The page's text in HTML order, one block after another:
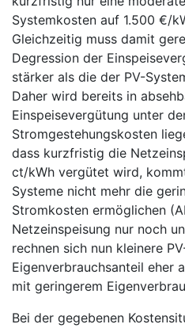
Systemkosten auf 1.500 €/
Gleichzeitig muss damit
Degression der
stärker als die der PV-
Daher wird bereits in
Einspeisevergütung unter
Stromgestehungskosten
dass kurzfristig die
ct/kWh vergütet wird,
Systeme nicht mehr die
Stromkosten ermöglichen
Netzeinspeisung nur noch
rechnen sich nun kleinere
Eigenverbrauchsanteil eher
mit geringerem
Bei der gegebenen